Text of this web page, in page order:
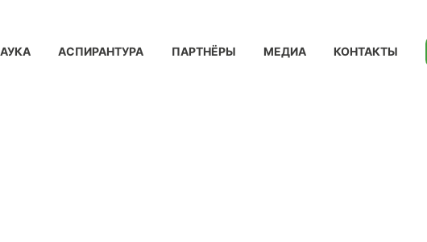
АСПИРАНТУРА ПАРТНЁРЫ МЕДИА КОНТАКТЫ